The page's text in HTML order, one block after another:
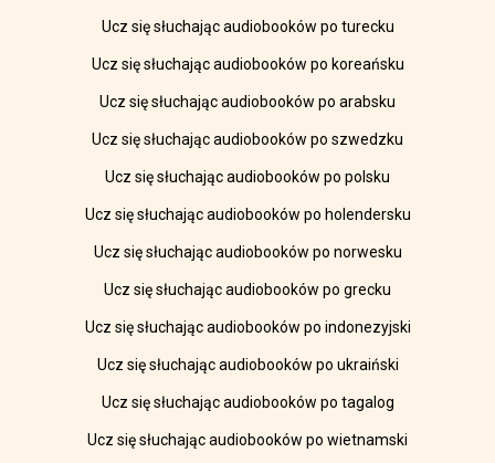
Ucz się słuchając audiobooków po turecku
Ucz się słuchając audiobooków po koreańsku
Ucz się słuchając audiobooków po arabsku
Ucz się słuchając audiobooków po szwedzku
Ucz się słuchając audiobooków po polsku
Ucz się słuchając audiobooków po holendersku
Ucz się słuchając audiobooków po norwesku
Ucz się słuchając audiobooków po grecku
Ucz się słuchając audiobooków po indonezyjski
Ucz się słuchając audiobooków po ukraiński
Ucz się słuchając audiobooków po tagalog
Ucz się słuchając audiobooków po wietnamski